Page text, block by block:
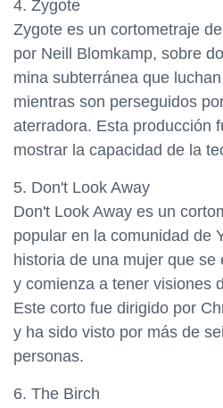
4. Zygote
Zygote es un cortometraje
por Neill Blomkamp, sobre
mina subterránea que
mientras son perseguidos
aterradora. Esta producción
mostrar la capacidad de la
5. Don't Look Away
Don't Look Away es un
popular en la comunidad de
historia de una mujer que
y comienza a tener visiones
Este corto fue dirigido por
y ha sido visto por más de
personas.
6. The Birch